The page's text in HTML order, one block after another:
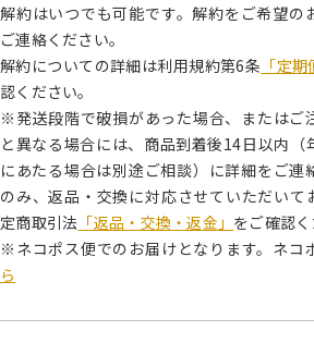
解約はいつでも可能です。解約をご希望の
ご連絡ください。
解約についての詳細は利用規約第6条 「定
認ください。
※発送段階で破損があった場合、またはご
と異なる場合には、商品到着後14日以内（
にあたる場合は別途ご相談）に詳細をご連
のみ、返品・交換に対応させていただいて
定商取引法 「返品・交換・返金」 をご確認く
※ネコポス便でのお届けとなります。ネコ
ら